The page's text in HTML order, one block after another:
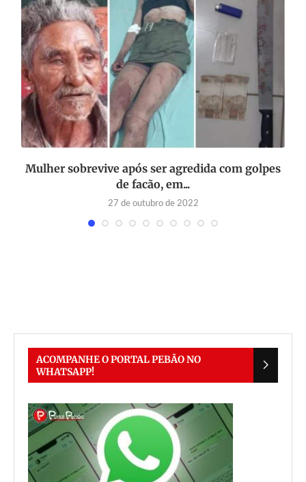
Mulher sobrevive após ser agredida com golpes
de facão, em...
27 de outubro de 2022
ACOMPANHE O PORTAL PEBÃO NO
WHATSAPP!